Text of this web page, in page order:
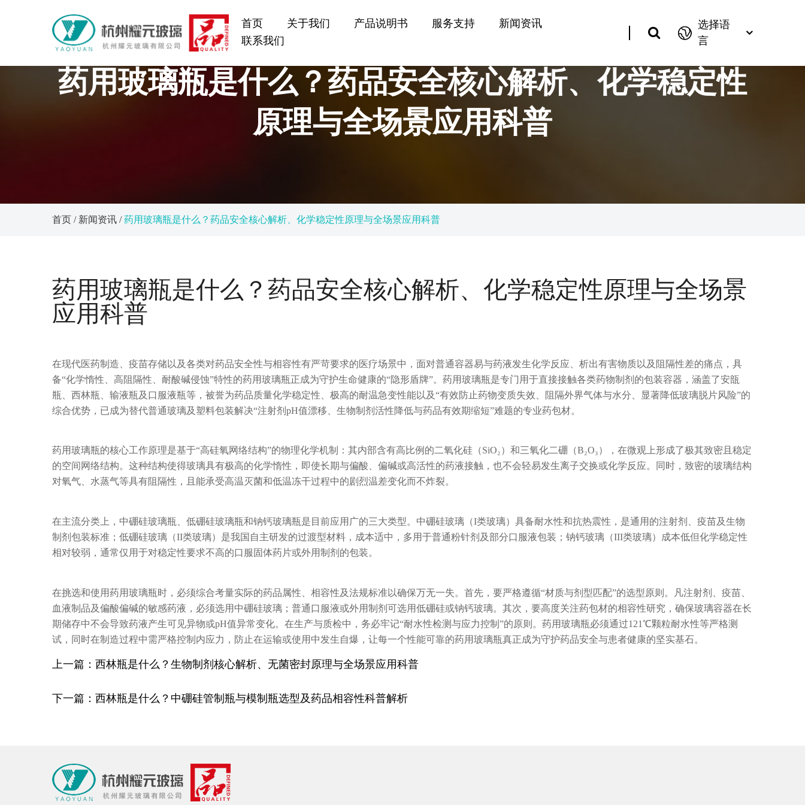
首页 关于我们 产品说明书 服务支持
新闻资讯
联系我们
选择语
言
药用玻璃瓶是什么？药品安全核心解析、化学稳定性
原理与全场景应用科普
首页 / 新闻资讯 /药用玻璃瓶是什么？药品安全核心解析、化学稳定性原理与全场景应用科普
药用玻璃瓶是什么？药品安全核心解析、化学稳定性原理与全场景
应用科普
在现代医药制造、疫苗存储以及各类对药品安全性与相容性有严苛要求的医疗场景中，面对普通容器易与药液发生化学反应、析出有害物质以及阻隔性差的痛点，具
备“化学惰性、高阻隔性、耐酸碱侵蚀”特性的药用玻璃瓶正成为守护生命健康的“隐形盾牌”。药用玻璃瓶是专门用于直接接触各类药物制剂的包装容器，涵盖了安瓿
瓶、西林瓶、输液瓶及口服液瓶等，被誉为药品质量化学稳定性、极高的耐温急变性能以及“有效防止药物变质失效、阻隔外界气体与水分、显著降低玻璃脱片风险”的
综合优势，已成为替代普通玻璃及塑料包装解决“注射剂pH值漂移、生物制剂活性降低与药品有效期缩短”难题的专业药包材。
药用玻璃瓶的核心工作原理是基于“高硅氧网络结构”的物理化学机制：其内部含有高比例的二氧化硅（SiO₂）和三氧化二硼（B₂O₃），在微观上形成了极其致密且稳定
的空间网络结构。这种结构使得玻璃具有极高的化学惰性，即使长期与偏酸、偏碱或高活性的药液接触，也不会轻易发生离子交换或化学反应。同时，致密的玻璃结构
对氧气、水蒸气等具有阻隔性，且能承受高温灭菌和低温冻干过程中的剧烈温差变化而不炸裂。
在主流分类上，中硼硅玻璃瓶、低硼硅玻璃瓶和钠钙玻璃瓶是目前应用广的三大类型。中硼硅玻璃（I类玻璃）具备耐水性和抗热震性，是通用的注射剂、疫苗及生物
制剂包装标准；低硼硅玻璃（II类玻璃）是我国自主研发的过渡型材料，成本适中，多用于普通粉针剂及部分口服液包装；钠钙玻璃（III类玻璃）成本低但化学稳定性
相对较弱，通常仅用于对稳定性要求不高的口服固体药片或外用制剂的包装。
在挑选和使用药用玻璃瓶时，必须综合考量实际的药品属性、相容性及法规标准以确保万无一失。首先，要严格遵循“材质与剂型匹配”的选型原则。凡注射剂、疫苗、
血液制品及偏酸偏碱的敏感药液，必须选用中硼硅玻璃；普通口服液或外用制剂可选用低硼硅或钠钙玻璃。其次，要高度关注药包材的相容性研究，确保玻璃容器在长
期储存中不会导致药液产生可见异物或pH值异常变化。在生产与质检中，务必牢记“耐水性检测与应力控制”的原则。药用玻璃瓶必须通过121℃颗粒耐水性等严格测
试，同时在制造过程中需严格控制内应力，防止在运输或使用中发生自爆，让每一个性能可靠的药用玻璃瓶真正成为守护药品安全与患者健康的坚实基石。
上一篇：西林瓶是什么？生物制剂核心解析、无菌密封原理与全场景应用科普
下一篇：西林瓶是什么？中硼硅管制瓶与模制瓶选型及药品相容性科普解析